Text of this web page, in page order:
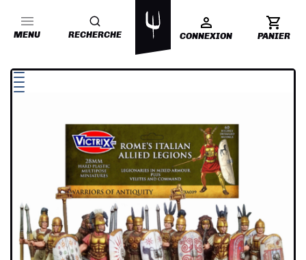
MENU RECHERCHE CONNEXION PANIER